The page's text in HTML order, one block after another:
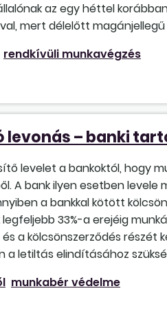
az egy héttel
mert délelőtt
rendkívüli munkavégzés
levonás – banki
levelet a bankoktól, hogy
A bank ilyen esetben
a bankkal kötött
33%-a erejéig
a kölcsönszerződés részét
letiltás elindításához
munkabér védelme